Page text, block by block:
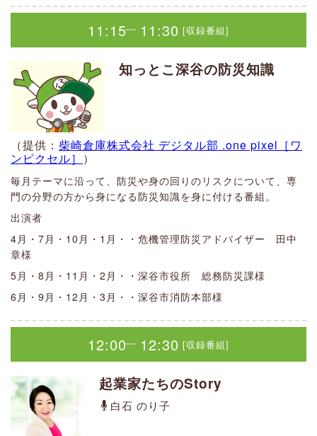
9:20 9:40 [生放送]
みっこのうれC〜！たのC〜！おいC〜！
（提供：寺山事務所）
みっこ
聞いたら人に教えたくなる、うれC〰！情報、たのC〰！情
報、おいC〰！情報をゲストを招いてお伝えします。深谷の魅
力を発信中！！
11:00｜ 11:30 [収録番組]
バーディまさしとちえここの
（提供：国済自動車鈑金工業所
バーディまさし・ちえここ
術番組ではありません。
今さら聞けないゴルフマナーや意外と知らないルールなど
を、初心者の視点からシングルプレーヤーの世界観に切り込
んだ老若男女すべてのゴルファーに発信します。
（再放送：日曜9：30～ 月曜11：00～）
番組サポーター >
10:20―10:40 [生放送]
ひかりの元気もりもり〜！
（提供：株式会社小池勝次郎商店）
小林 ひかり
元気になる食べ物やお料理、子育て情報などをお届けしま
す。元気あふれるゲストをお呼びしてスタジオからご紹介す
るときも。リスナーの皆さんの１日が元気になりますよう
に！
11:00 ｜11:30 [収録番組]
お菓子のおかしな話
ざわわ
美味しいお菓子の話をする番組です。
忙しい日々にほっと一息つけるおやつタイムを一緒に過ごし
（再放送：水曜8：00～ 土曜8：00～）
番組サポーター >
番組アーカイブ >
番組サポーター >
番組アーカイブ >
10:20
コーナー番組
第1週：ふく猫日和
第2週：おざまいのお茶の間でどうぞ
第3週：癒しのひとときアンダンテ
第4週：おざまいのお茶の間でどうぞ
第5週：Minaのときめきスイッチ
13:45 ｜14:00 [収録番組]
Good bodyに近道はなし！
つのだ あきこ
ダイエット指導者によるダイエットポイントを伝えていく番
組
食事8割・運動2割。理想の体になるためのコツ、教えます！
4月・7月・10月・1月・・危機管理防災アドバイザー 田中
5月・8月・11月・2月・・深谷市役所 総務防災課様
6月・9月・12月・3月・・深谷市消防本部様
Weekday！ふっかモーニン
（提供：株式会社アシスト）
第1週：みいあ＆りんご 第2週：
4週：あやの
平日の朝10時から1時間の生放送！
市の情報や地域情報、買い物〇得情報など毎日の生活に必要
番組サポーター > 番組アーカイブ >
11:15｜ 11:30 [収録番組]
知っとこ深谷の防災知識
（提供： 柴崎倉庫株式会社 デジタル部 .one pixel［ワ
ンピクセル］ ）
毎月テーマに沿って、防災や身の回りのリスクについて、専
門の分野の方から身になる防災知識を身に付ける番組。
出演者
4月・7月・10月・1月・・危機管理防災アドバイザー 田中
章様
5月・8月・11月・2月・・深谷市役所 総務防災課様
6月・9月・12月・3月・・深谷市消防本部様
12:00｜ 12:30 [収録番組]
起業家たちのStory
白石 のり子